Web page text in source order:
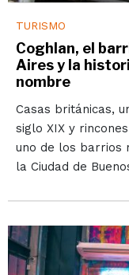
TURISMO
Coghlan, el
Aires y la
nombre
Casas británicas,
siglo XIX y
uno de los barrios
la Ciudad de